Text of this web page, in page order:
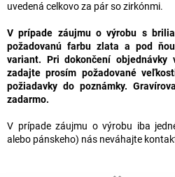
uvedená celkovo za pár so zirkónmi.
V prípade záujmu o výrobu s
požadovanú farbu zlata a pod
variant. Pri dokončení objednávky
zadajte prosím požadované
požiadavky do poznámky.
zadarmo.
V prípade záujmu o výrobu iba
alebo pánskeho) nás neváhajte